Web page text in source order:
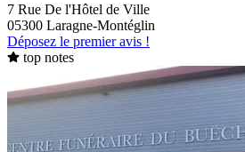
7 Rue De l'Hôtel de Ville
05300 Laragne-Montéglin
Déposez le premier avis !
top notes